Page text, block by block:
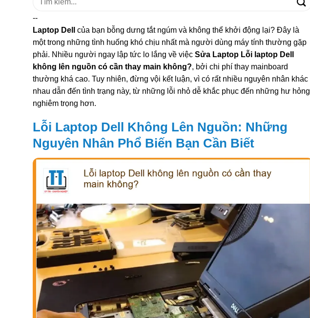
--
Laptop Dell
của bạn bỗng dưng tắt ngúm và không thể khởi động lại? Đây là
một trong những tình huống khó chịu nhất mà người dùng máy tính thường gặp
phải. Nhiều người ngay lập tức lo lắng về việc Sửa Laptop Lỗi laptop Dell
không lên nguồn có cần thay main không?, bởi chi phí thay mainboard
thường khá cao. Tuy nhiên, đừng vội kết luận, vì có rất nhiều nguyên nhân khác
nhau dẫn đến tình trạng này, từ những lỗi nhỏ dễ khắc phục đến những hư hỏng
nghiêm trọng hơn.
Lỗi Laptop Dell Không Lên Nguồn: Những
Nguyên Nhân Phổ Biến Bạn Cần Biết